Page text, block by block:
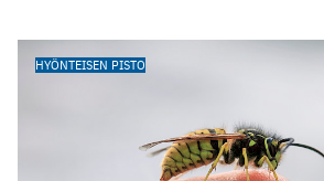
HYÖNTEISEN PISTO